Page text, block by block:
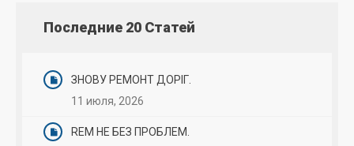
Последние 20 Статей
ЗНОВУ РЕМОНТ ДОРІГ.
11 июля, 2026
REM НЕ БЕЗ ПРОБЛЕМ.